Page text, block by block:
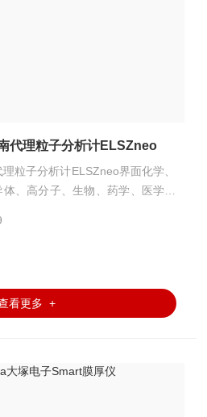
代理粒子分析计ELSZneo
粒子分析计ELSZneo界面化学、
、高分子、生物、药学、医学领
究。
看更多 +